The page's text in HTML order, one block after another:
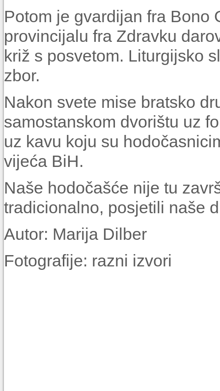
Potom je gvardijan fra Bono
provincijalu fra Zdravku
križ s posvetom. Liturgijsko
zbor.
Nakon svete mise bratsko
samostanskom dvorištu uz
uz kavu koju su
vijeća BiH.
Naše hodočašće nije tu
tradicionalno, posjetili naše
Autor: Marija Dilber
Fotografije: razni izvori